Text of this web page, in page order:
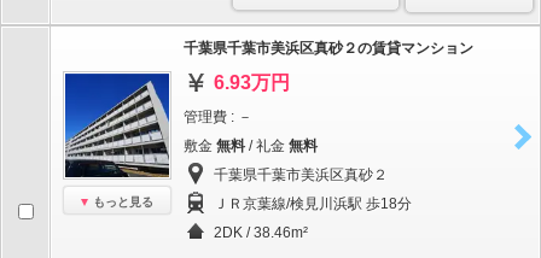
もっと見る
千葉県千葉市美浜区真砂２の賃貸マンション
6.93万円
管理費 : －
敷金 無料 / 礼金 無料
千葉県千葉市美浜区真砂２
ＪＲ京葉線/検見川浜駅 歩18分
2DK / 38.46m²